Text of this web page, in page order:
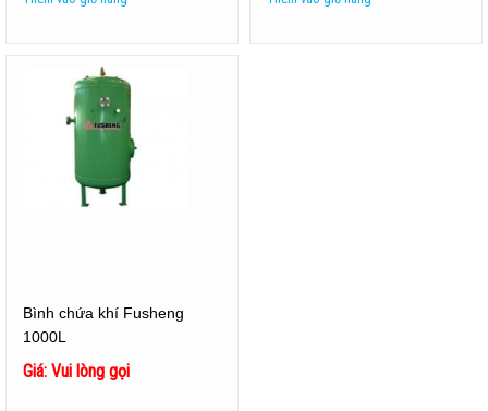
Bình chứa khí Fusheng
1000L
Giá: Vui lòng gọi